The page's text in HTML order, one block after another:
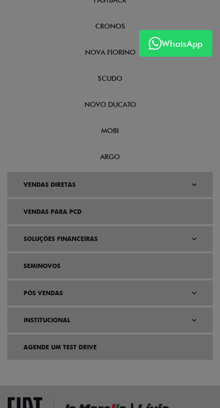
WhatsApp
CRONOS
NOVA FIORINO
SCUDO
NOVO DUCATO
MOBI
ARGO
VENDAS DIRETAS
VENDAS PARA PCD
SOLUÇÕES FINANCEIRAS
SEMINOVOS
PÓS VENDAS
INSTITUCIONAL
AGENDE UM TEST DRIVE